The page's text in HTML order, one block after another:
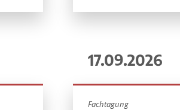
17.09.2026
Fachtagung